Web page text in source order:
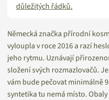
důležitých řádků.
Německá značka přírodní
vyloupla v roce 2016 a razí
jeho rytmu. Uznávají
složení svých rozmazlovačů.
vám bude pečovat minimálně
syntetika tu nemá místo.